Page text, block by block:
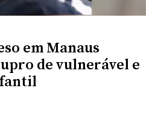
em Manaus
de vulnerável e